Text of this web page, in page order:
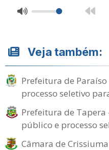
Veja também:
Prefeitura de Paraíso
processo seletivo
Prefeitura de Tapera
público e processo
Câmara de